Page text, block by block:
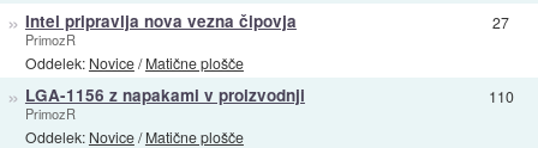
» Intel pripravlja nova vezna čipovja
PrimozR
Oddelek: Novice/Matične plošče
27
» LGA-1156 z napakami v proizvodnji
PrimozR
Oddelek: Novice/Matične plošče
110